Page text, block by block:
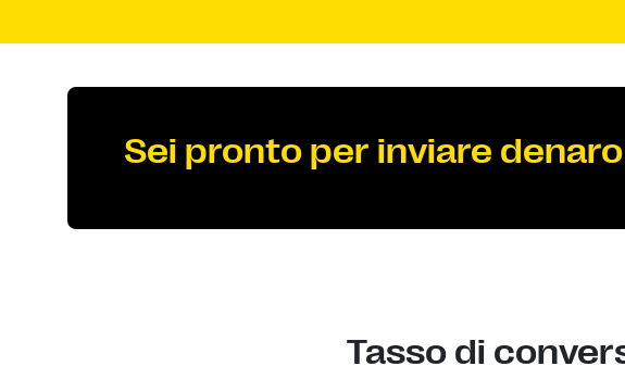
Sei pronto per inviare
Tasso di